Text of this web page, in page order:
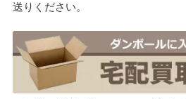
送りください。